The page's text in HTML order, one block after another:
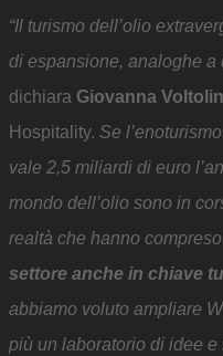
“Il turismo dell’olio
di espansione, analoghe
dichiara Giovanna
Hospitality. Se
vale 2,5 miliardi di euro
mondo dell’olio sono in
realtà che hanno
settore anche in chiave
abbiamo voluto ampliare
più un laboratorio di idee